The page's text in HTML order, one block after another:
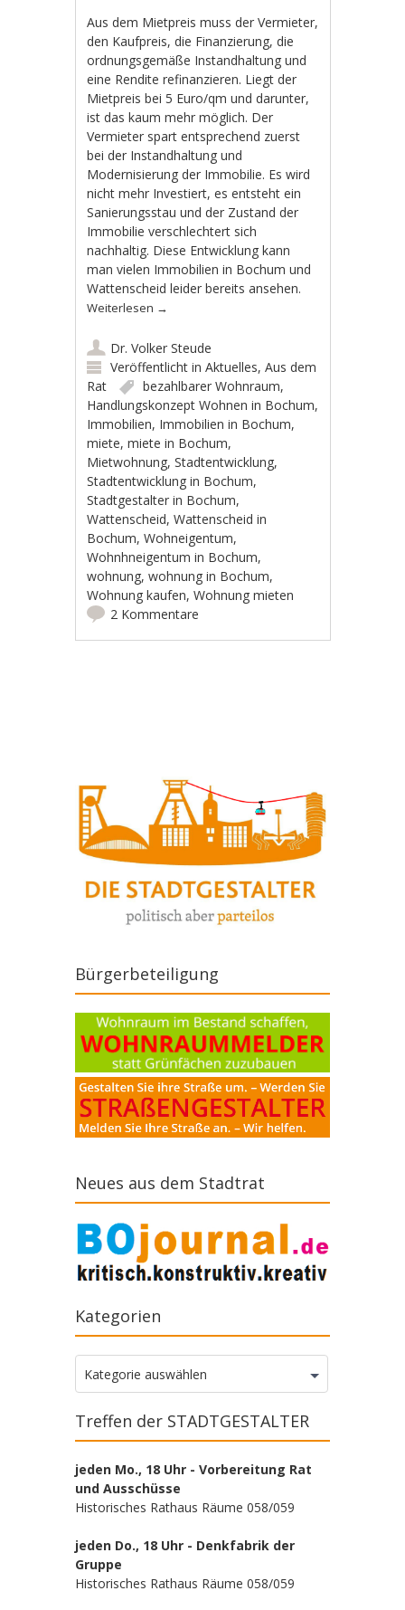
Aus dem Mietpreis muss der Vermieter,
den Kaufpreis, die Finanzierung, die
ordnungsgemäße Instandhaltung und
eine Rendite refinanzieren. Liegt der
Mietpreis bei 5 Euro/qm und darunter,
ist das kaum mehr möglich. Der
Vermieter spart entsprechend zuerst
bei der Instandhaltung und
Modernisierung der Immobilie. Es wird
nicht mehr Investiert, es entsteht ein
Sanierungsstau und der Zustand der
Immobilie verschlechtert sich
nachhaltig. Diese Entwicklung kann
man vielen Immobilien in Bochum und
Wattenscheid leider bereits ansehen.
Weiterlesen →
Dr. Volker Steude
Veröffentlicht inAktuelles,Aus dem
Rat
bezahlbarer Wohnraum,
Handlungskonzept Wohnen in Bochum,
Immobilien, Immobilien in Bochum,
miete,miete in Bochum,
Mietwohnung,Stadtentwicklung,
Stadtentwicklung in Bochum,
Stadtgestalter in Bochum,
Wattenscheid,Wattenscheid in
Bochum,Wohneigentum,
Wohnhneigentum in Bochum,
wohnung,wohnung in Bochum,
Wohnung kaufen,Wohnung mieten
2 Kommentare
Bürgerbeteiligung
Neues aus dem Stadtrat
Kategorien
Kategorien
Kategorie auswählen
Treffen der STADTGESTALTER
jeden Mo., 18 Uhr - Vorbereitung Rat
und Ausschüsse
Historisches Rathaus Räume 058/059
jeden Do., 18 Uhr - Denkfabrik der
Gruppe
Historisches Rathaus Räume 058/059